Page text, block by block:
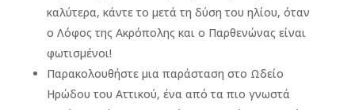
καλύτερα, κάντε το μετά τη δύση του ηλίου, όταν
ο Λόφος της Ακρόπολης και ο Παρθενώνας είναι
φωτισμένοι!
Παρακολουθήστε μια παράσταση στο Ωδείο
Ηρώδου του Αττικού, ένα από τα πιο γνωστά